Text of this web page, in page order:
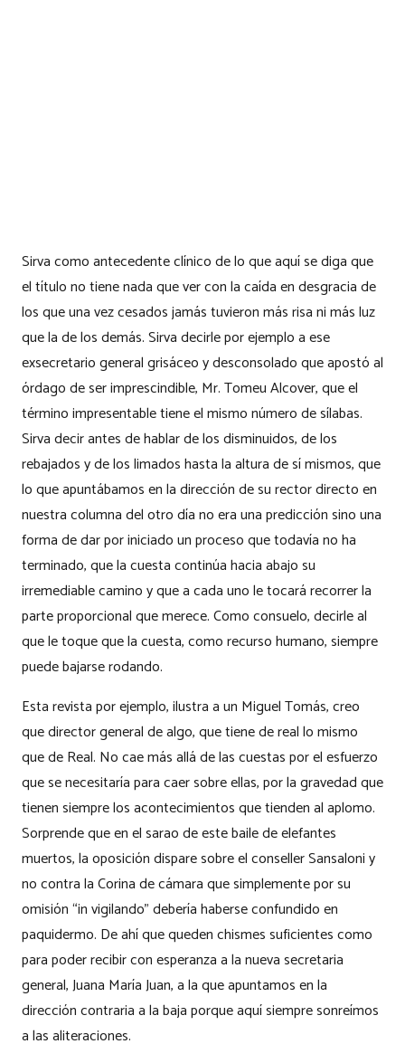
Sirva como antecedente clínico de lo que aquí se diga que
el título no tiene nada que ver con la caída en desgracia de
los que una vez cesados jamás tuvieron más risa ni más luz
que la de los demás. Sirva decirle por ejemplo a ese
exsecretario general grisáceo y desconsolado que apostó al
órdago de ser imprescindible, Mr. Tomeu Alcover, que el
término impresentable tiene el mismo número de sílabas.
Sirva decir antes de hablar de los disminuidos, de los
rebajados y de los limados hasta la altura de sí mismos, que
lo que apuntábamos en la dirección de su rector directo en
nuestra columna del otro día no era una predicción sino una
forma de dar por iniciado un proceso que todavía no ha
terminado, que la cuesta continúa hacia abajo su
irremediable camino y que a cada uno le tocará recorrer la
parte proporcional que merece. Como consuelo, decirle al
que le toque que la cuesta, como recurso humano, siempre
puede bajarse rodando.
Esta revista por ejemplo, ilustra a un Miguel Tomás, creo
que director general de algo, que tiene de real lo mismo
que de Real. No cae más allá de las cuestas por el esfuerzo
que se necesitaría para caer sobre ellas, por la gravedad que
tienen siempre los acontecimientos que tienden al aplomo.
Sorprende que en el sarao de este baile de elefantes
muertos, la oposición dispare sobre el conseller Sansaloni y
no contra la Corina de cámara que simplemente por su
omisión “in vigilando” debería haberse confundido en
paquidermo. De ahí que queden chismes suficientes como
para poder recibir con esperanza a la nueva secretaria
general, Juana María Juan, a la que apuntamos en la
dirección contraria a la baja porque aquí siempre sonreímos
a las aliteraciones.